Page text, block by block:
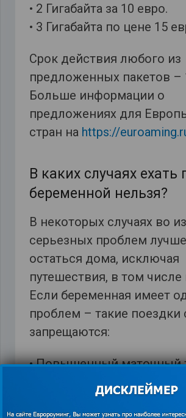
• 2 Гигабайта за 10 евро.
• 3 Гигабайта по цене 15
Срок действия любого из
предложенных пакетов –
Больше информации о
предложениях для
стран на https://
В каких случаях ехать
беременной нельзя?
В некоторых случаях во
серьезных проблем
остаться дома, исключая
путешествия, в том числе
Если беременная имеет
проблем – такие поездки
запрещаются:
• Повышенный маточный
• Малокровие, в случае
гемоглобин меньше 90.